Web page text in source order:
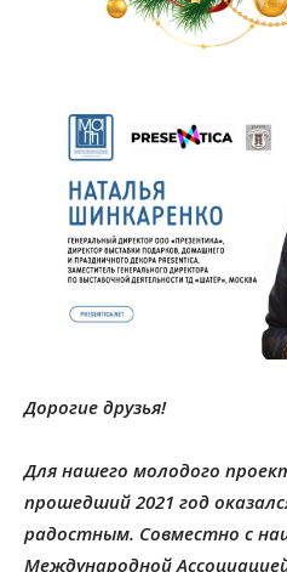
Дорогие друзья!
Для нашего молодого
прошедший 2021 год
радостным. Совместно с
Международной